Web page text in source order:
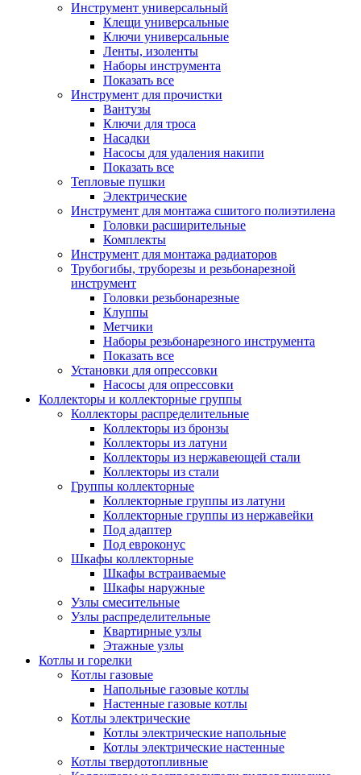
Инструмент универсальный
Клещи универсальные
Ключи универсальные
Ленты, изоленты
Наборы инструмента
Показать все
Инструмент для прочистки
Вантузы
Ключи для троса
Насадки
Насосы для удаления накипи
Показать все
Тепловые пушки
Электрические
Инструмент для монтажа сшитого полиэтилена
Головки расширительные
Комплекты
Инструмент для монтажа радиаторов
Трубогибы, труборезы и резьбонарезной
инструмент
Головки резьбонарезные
Клуппы
Метчики
Наборы резьбонарезного инструмента
Показать все
Установки для опрессовки
Насосы для опрессовки
Коллекторы и коллекторные группы
Коллекторы распределительные
Коллекторы из бронзы
Коллекторы из латуни
Коллекторы из нержавеющей стали
Коллекторы из стали
Группы коллекторные
Коллекторные группы из латуни
Коллекторные группы из нержавейки
Под адаптер
Под евроконус
Шкафы коллекторные
Шкафы встраиваемые
Шкафы наружные
Узлы смесительные
Узлы распределительные
Квартирные узлы
Этажные узлы
Котлы и горелки
Котлы газовые
Напольные газовые котлы
Настенные газовые котлы
Котлы электрические
Котлы электрические напольные
Котлы электрические настенные
Котлы твердотопливные